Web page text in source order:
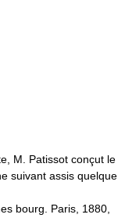
M. Patissot conçut le
suivant assis quelque
bourg. Paris, 1880,